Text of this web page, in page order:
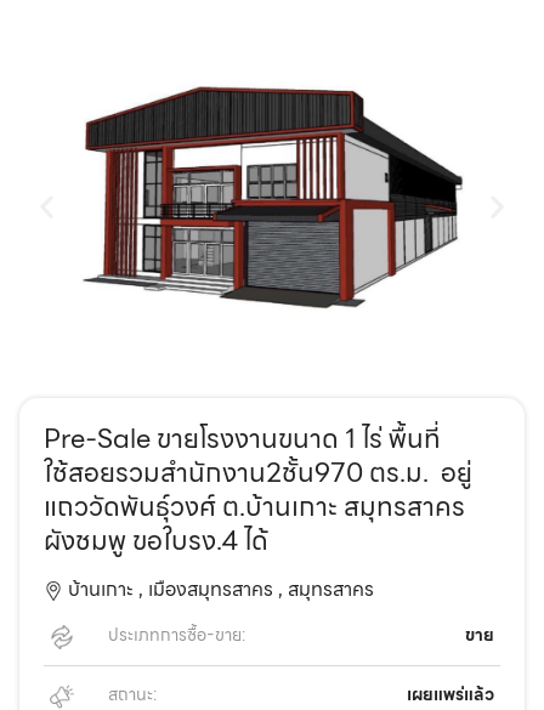
Pre-Sale ขายโรงงานขนาด 1 ไร่ พื้นที่
ใช้สอยรวมสำนักงาน2ชั้น970 ตร.ม. อยู่
แถววัดพันธุ์วงศ์ ต.บ้านเกาะ สมุทรสาคร
ผังชมพู ขอใบรง.4 ได้
บ้านเกาะ , เมืองสมุทรสาคร , สมุทรสาคร
ประเภทการซื้อ-ขาย: ขาย
สถานะ: เผยแพร่แล้ว